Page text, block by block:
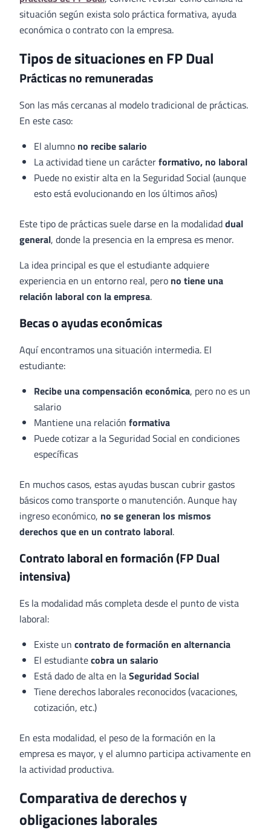
situación según exista solo práctica formativa, ayuda
económica o contrato con la empresa.
Tipos de situaciones en FP Dual
Prácticas no remuneradas
Son las más cercanas al modelo tradicional de prácticas.
En este caso:
El alumno no recibe salario
La actividad tiene un carácterformativo, no laboral
Puede no existir alta en la Seguridad Social (aunque
esto está evolucionando en los últimos años)
Este tipo de prácticas suele darse en la modalidaddual
general, donde la presencia en la empresa es menor.
La idea principal es que el estudiante adquiere
experiencia en un entorno real, pero no tiene una
relación laboral con la empresa.
Becas o ayudas económicas
Aquí encontramos una situación intermedia. El
estudiante:
Recibe una compensación económica, pero no es un
salario
Mantiene una relación formativa
Puede cotizar a la Seguridad Social en condiciones
específicas
En muchos casos, estas ayudas buscan cubrir gastos
básicos como transporte o manutención. Aunque hay
ingreso económico, no se generan los mismos
derechos que en un contrato laboral.
Contrato laboral en formación (FP Dual
intensiva)
Es la modalidad más completa desde el punto de vista
laboral:
Existe un contrato de formación en alternancia
El estudiantecobra un salario
Está dado de alta en laSeguridad Social
Tiene derechos laborales reconocidos (vacaciones,
cotización, etc.)
En esta modalidad, el peso de la formación en la
empresa es mayor, y el alumno participa activamente en
la actividad productiva.
Comparativa de derechos y
obligaciones laborales